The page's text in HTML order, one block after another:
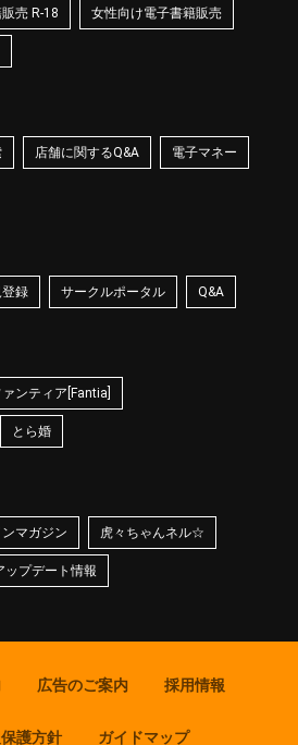
売 R-18 女性向け電子書籍販売
店舗に関するQ&A 電子マネー
録 サークルポータル Q&A
ァンティア[Fantia]
とら婚
マガジン 虎々ちゃんネル☆
ップデート情報
広告のご案内 採用情報
護方針 ガイドマップ